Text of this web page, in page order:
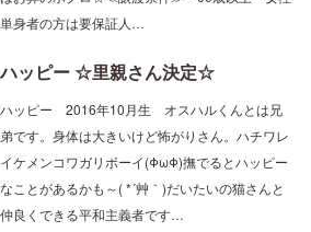
単身者の方は要保証人…
ハッピー ☆里親さん決定☆
ハッピー 2016年10月生 オスハルくんとは兄
弟です。身体は大きいけど怖がりさん。ハチワレ
イケメンコワガリボーイ(ΦωΦ)撫でるとハッピー
なことがあるかも～( *´艸｀)だいたいの猫さんと
仲良くできる平和主義者です…